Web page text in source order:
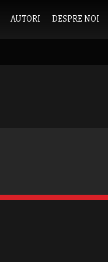
AUTORI DESPRE NOI